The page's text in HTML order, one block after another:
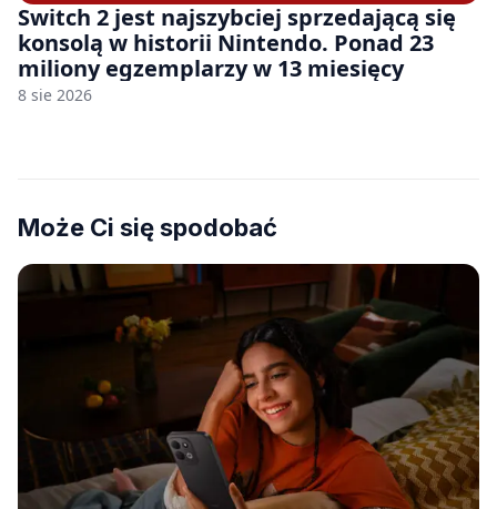
Switch 2 jest najszybciej sprzedającą się
konsolą w historii Nintendo. Ponad 23
miliony egzemplarzy w 13 miesięcy
8 sie 2026
Może Ci się spodobać